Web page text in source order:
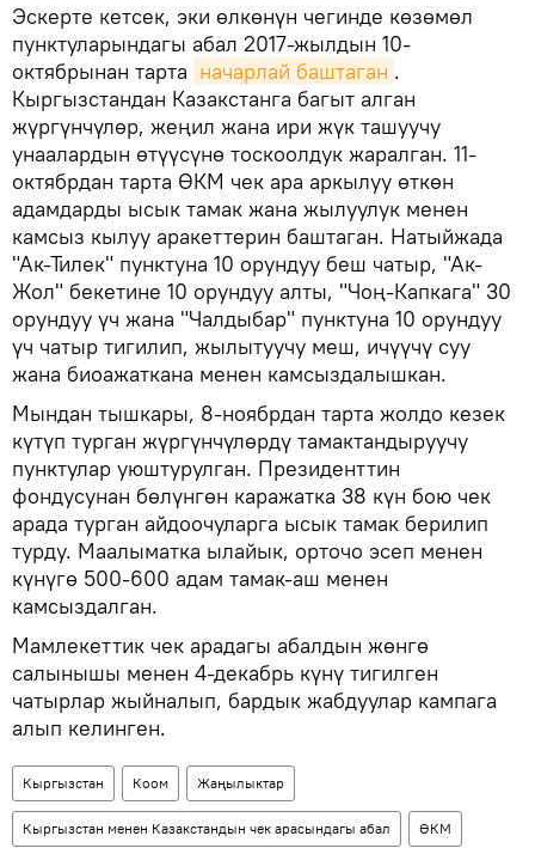
Эскерте кетсек, эки өлкөнүн чегинде көзөмөл
пунктуларындагы абал 2017-жылдын 10-
октябрынан тарта начарлай баштаган .
Кыргызстандан Казакстанга багыт алган
жүргүнчүлөр, жеңил жана ири жүк ташуучу
унаалардын өтүүсүнө тоскоолдук жаралган. 11-
октябрдан тарта ӨКМ чек ара аркылуу өткөн
адамдарды ысык тамак жана жылуулук менен
камсыз кылуу аракеттерин баштаган. Натыйжада
"Ак-Тилек" пунктуна 10 орундуу беш чатыр, "Ак-
Жол" бекетине 10 орундуу алты, "Чоң-Капкага" 30
орундуу үч жана "Чалдыбар" пунктуна 10 орундуу
үч чатыр тигилип, жылытуучу меш, ичүүчү суу
жана биоажаткана менен камсыздалышкан.
Мындан тышкары, 8-ноябрдан тарта жолдо кезек
күтүп турган жүргүнчүлөрдү тамактандыруучу
пунктулар уюштурулган. Президенттин
фондусунан бөлүнгөн каражатка 38 күн бою чек
арада турган айдоочуларга ысык тамак берилип
турду. Маалыматка ылайык, орточо эсеп менен
күнүгө 500-600 адам тамак-аш менен
камсыздалган.
Мамлекеттик чек арадагы абалдын жөнгө
салынышы менен 4-декабрь күнү тигилген
чатырлар жыйналып, бардык жабдуулар кампага
алып келинген.
Кыргызстан Коом Жаңылыктар
Кыргызстан менен Казакстандын чек арасындагы абал ӨКМ